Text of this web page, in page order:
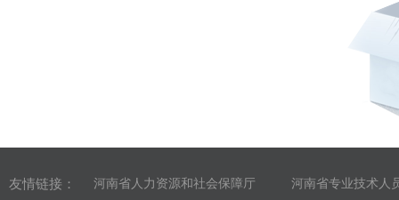
友情链接： 河南省人力资源和社会保障厅 河南省专业技术人